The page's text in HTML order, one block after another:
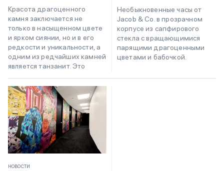
Красота драгоценного
камня заключается не
только в насыщенном цвете
и ярком сиянии, но и в его
редкости и уникальности, а
одним из редчайших камней
является танзанит. Это
Необыкновенные часы от
Jacob & Co. в прозрачном
корпусе из сапфирового
стекла с вращающимися
парящими драгоценными
цветами и бабочкой.
НОВОСТИ